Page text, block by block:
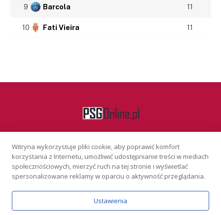
9 Barcola 11
10 Fati Vieira 11
Facebook
KONTAKT REKLAMA POLITYKA PRYWATNOŚCI
Serwis wyłącznie dla osób powyżej 18 lat. Hazard może uzależniać.
Graj odpowiedzialnie.Szczegóły
Witryna wykorzystuje pliki cookie, aby poprawić komfort
korzystania z Internetu, umożliwić udostępnianie treści w mediach
społecznościowych, mierzyć ruch na tej stronie i wyświetlać
spersonalizowane reklamy w oparciu o aktywność przeglądania.
Ustawienia